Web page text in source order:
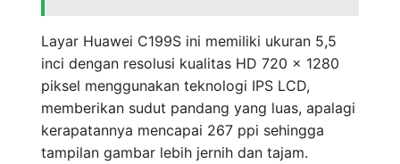
Layar Huawei C199S ini memiliki ukuran 5,5
inci dengan resolusi kualitas HD 720 x 1280
piksel menggunakan teknologi IPS LCD,
memberikan sudut pandang yang luas, apalagi
kerapatannya mencapai 267 ppi sehingga
tampilan gambar lebih jernih dan tajam.